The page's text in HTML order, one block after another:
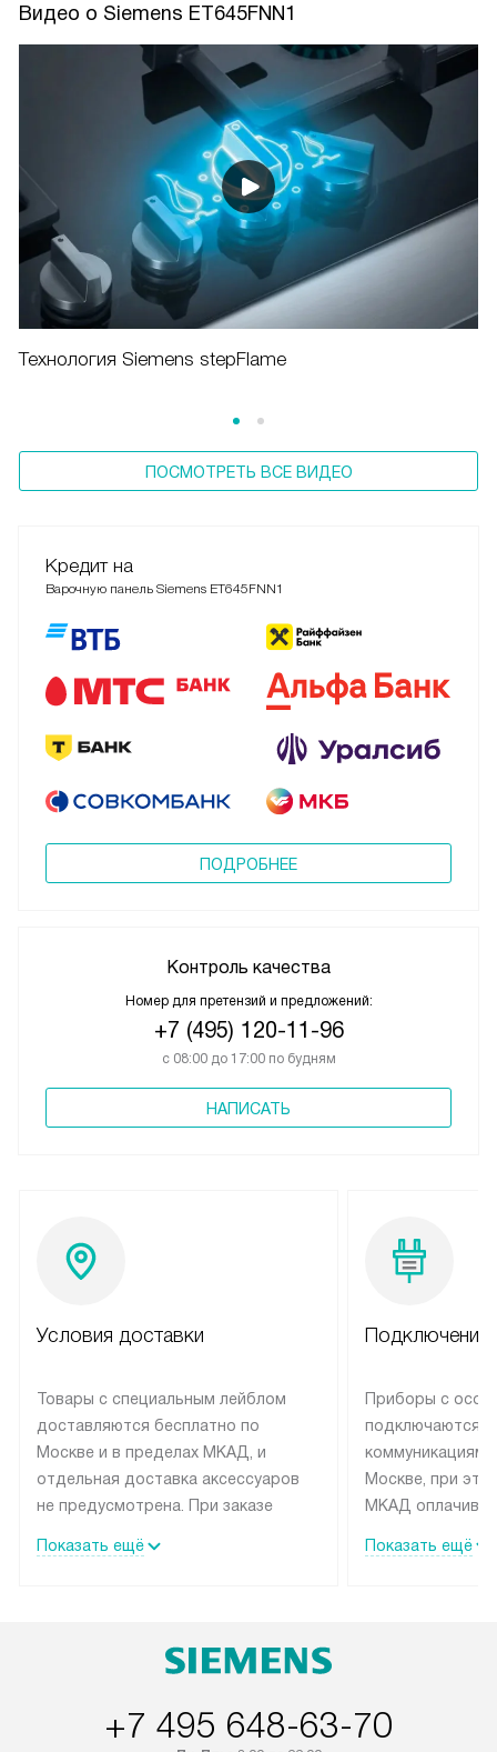
Видео о Siemens ET645FNN1
Технология Siemens stepFlame
ПОСМОТРЕТЬ ВСЕ ВИДЕО
Кредит на
Варочную панель Siemens ET645FNN1
ПОДРОБНЕЕ
Контроль качества
Номер для претензий и предложений:
+7 (495) 120-11-96
с 08:00 до 17:00 по будням
НАПИСАТЬ
Условия доставки
Товары с специальным лейблом
доставляются бесплатно по
Москве и в пределах МКАД, и
отдельная доставка аксессуаров
не предусмотрена. При заказе
рекомендуем обсудить с
быть отправлены покупателю в
интересен товар «Под заказ»,
обсудите возможность его
Показать ещё
Подключение
Приборы с
подключаются к
коммуникациям
Москве, при
МКАД
партнера
монтажу
Показать ещё
+7 495 648-63-70